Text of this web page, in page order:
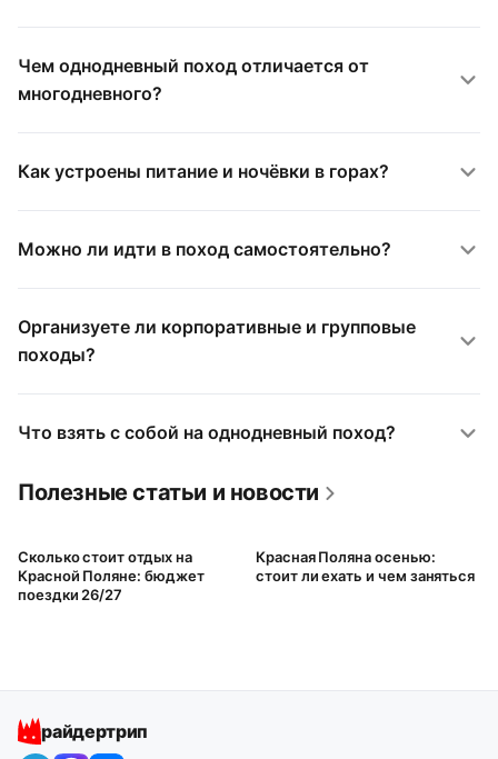
Чем однодневный поход отличается от
многодневного?
Как устроены питание и ночёвки в горах?
Можно ли идти в поход самостоятельно?
Организуете ли корпоративные и групповые
походы?
Что взять с собой на однодневный поход?
Полезные статьи и новости
Сколько стоит отдых на
Красной Поляне: бюджет
поездки 26/27
Красная Поляна осенью:
стоит ли ехать и чем заняться
райдертрип